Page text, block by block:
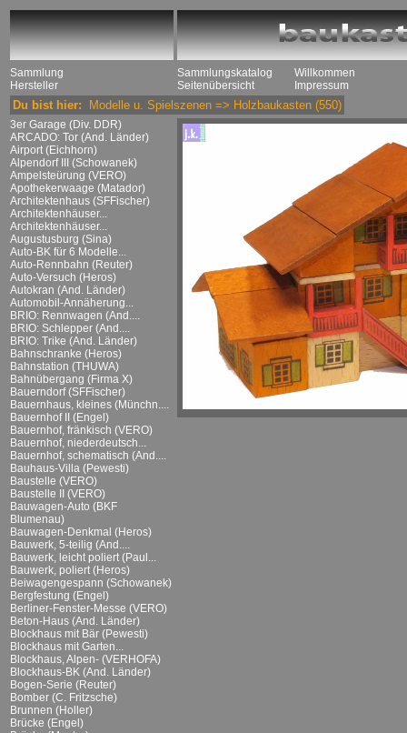
Sammlung
Hersteller
Sammlungskatalog
Seitenübersicht
Willkommen
Impressum
Du bist hier: Modelle u. Spielszenen => Holzbaukasten (550)
3er Garage (Div. DDR)
ARCADO: Tor (And. Länder)
Airport (Eichhorn)
Alpendorf III (Schowanek)
Ampelsteürung (VERO)
Apothekerwaage (Matador)
Architektenhaus (SFFischer)
Architektenhäuser...
Architektenhäuser...
Augustusburg (Sina)
Auto-BK für 6 Modelle...
Auto-Rennbahn (Reuter)
Auto-Versuch (Heros)
Autokran (And. Länder)
Automobil-Annäherung...
BRIO: Rennwagen (And....
BRIO: Schlepper (And....
BRIO: Trike (And. Länder)
Bahnschranke (Heros)
Bahnstation (THUWA)
Bahnübergang (Firma X)
Bauerndorf (SFFischer)
Bauernhaus, kleines (Münchn....
Bauernhof II (Engel)
Bauernhof, fränkisch (VERO)
Bauernhof, niederdeutsch...
Bauernhof, schematisch (And....
Bauhaus-Villa (Pewesti)
Baustelle (VERO)
Baustelle II (VERO)
Bauwagen-Auto (BKF
Blumenau)
Bauwagen-Denkmal (Heros)
Bauwerk, 5-teilig (And....
Bauwerk, leicht poliert (Paul...
Bauwerk, poliert (Heros)
Beiwagengespann (Schowanek)
Bergfestung (Engel)
Berliner-Fenster-Messe (VERO)
Beton-Haus (And. Länder)
Blockhaus mit Bär (Pewesti)
Blockhaus mit Garten...
Blockhaus, Alpen- (VERHOFA)
Blockhaus-BK (And. Länder)
Bogen-Serie (Reuter)
Bomber (C. Fritzsche)
Brunnen (Holler)
Brücke (Engel)